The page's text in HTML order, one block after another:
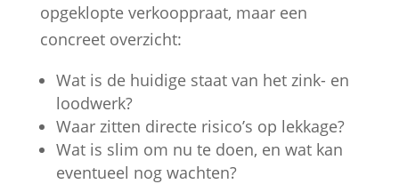
opgeklopte verkooppraat, maar een
concreet overzicht:
Wat is de huidige staat van het zink- en
loodwerk?
Waar zitten directe risico’s op lekkage?
Wat is slim om nu te doen, en wat kan
eventueel nog wachten?